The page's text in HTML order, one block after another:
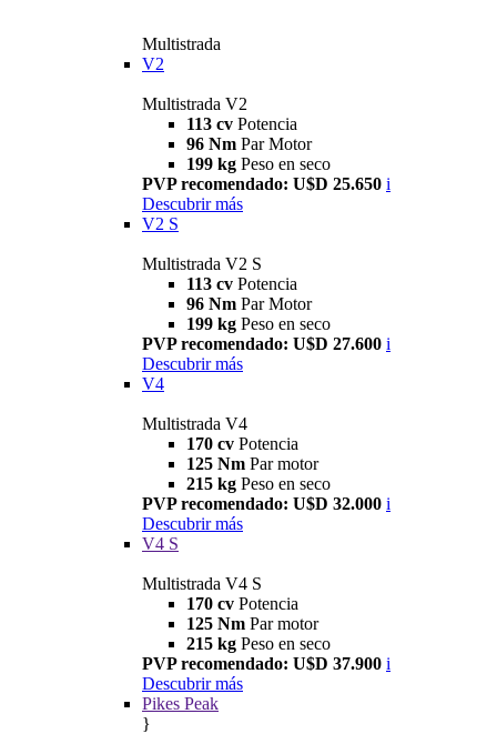
Multistrada
V2
Multistrada V2
113 cv Potencia
96 Nm Par Motor
199 kg Peso en seco
PVP recomendado: U$D 25.650 i
Descubrir más
V2 S
Multistrada V2 S
113 cv Potencia
96 Nm Par Motor
199 kg Peso en seco
PVP recomendado: U$D 27.600 i
Descubrir más
V4
Multistrada V4
170 cv Potencia
125 Nm Par motor
215 kg Peso en seco
PVP recomendado: U$D 32.000 i
Descubrir más
V4 S
Multistrada V4 S
170 cv Potencia
125 Nm Par motor
215 kg Peso en seco
PVP recomendado: U$D 37.900 i
Descubrir más
Pikes Peak
}